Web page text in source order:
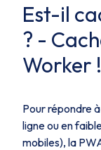
Est-il
? -
Worker !
Pour répondre
ligne ou en
mobiles), la